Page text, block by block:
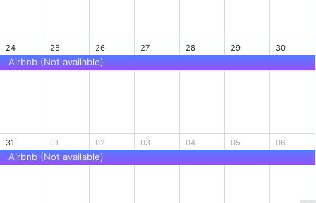
24 25 26 27 28 29 30
31 01 02 03 04 05 06
Airbnb (Not available)
Airbnb (Not available)